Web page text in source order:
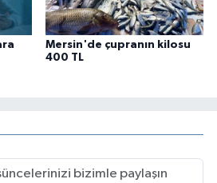
Mersin'de çupranın kilosu
400 TL